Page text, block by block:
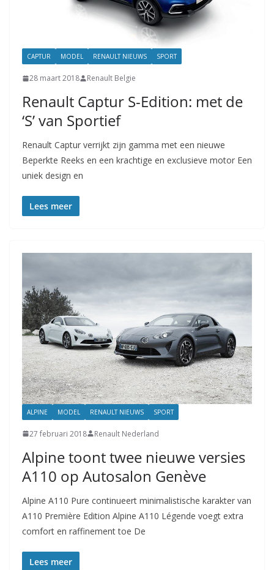
CAPTUR MODEL RENAULT NIEUWS SPORT
28 maart 2018 Renault Belgie
Renault Captur S-Edition: met de
‘S’ van Sportief
Renault Captur verrijkt zijn gamma met een nieuwe
Beperkte Reeks en een krachtige en exclusieve motor Een
uniek design en
Lees meer
ALPINE MODEL RENAULT NIEUWS SPORT
27 februari 2018 Renault Nederland
Alpine toont twee nieuwe versies
A110 op Autosalon Genève
Alpine A110 Pure continueert minimalistische karakter van
A110 Première Edition Alpine A110 Légende voegt extra
comfort en raffinement toe De
Lees meer